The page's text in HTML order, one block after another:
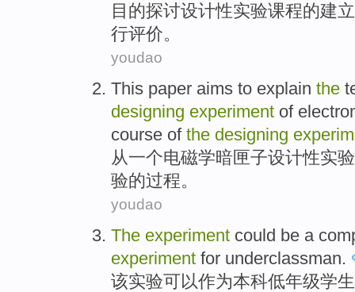
目的探讨设计性实验课程的建立
行评价。
youdao
This paper aims to explain the
designing experiment of
course of the designing
从一个电磁学暗匣子设计性实验
验的过程。
youdao
The experiment could be a
experiment for underclassman.
该实验可以作为本科低年级学生